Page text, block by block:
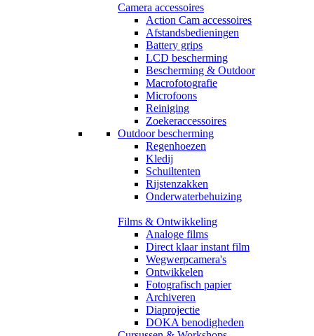
Camera accessoires
Action Cam accessoires
Afstandsbedieningen
Battery grips
LCD bescherming
Bescherming & Outdoor
Macrofotografie
Microfoons
Reiniging
Zoekeraccessoires
Outdoor bescherming
Regenhoezen
Kledij
Schuiltenten
Rijstenzakken
Onderwaterbehuizing
Films & Ontwikkeling
Analoge films
Direct klaar instant film
Wegwerpcamera's
Ontwikkelen
Fotografisch papier
Archiveren
Diaprojectie
DOKA benodigheden